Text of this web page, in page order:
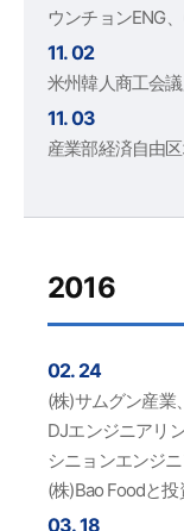
ウンチョンENG
11. 02
米州韓人商工会
11. 03
産業部経済自由
2016
02. 24
(株)サムグン産業
DJエンジニアリ
シニョンエンジ
(株)Bao Foodと
03. 18